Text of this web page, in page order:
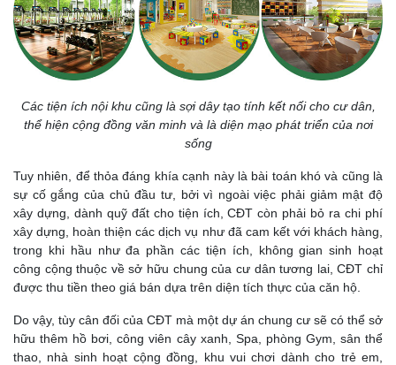
Các tiện ích nội khu cũng là sợi dây tạo tính kết nối cho cư dân,
thể hiện cộng đồng văn minh và là diện mạo phát triển của nơi
sống
Tuy nhiên, để thỏa đáng khía cạnh này là bài toán khó và cũng là
sự cố gắng của chủ đầu tư, bởi vì ngoài việc phải giảm mật độ
xây dựng, dành quỹ đất cho tiện ích, CĐT còn phải bỏ ra chi phí
xây dựng, hoàn thiện các dịch vụ như đã cam kết với khách hàng,
trong khi hầu như đa phần các tiện ích, không gian sinh hoạt
công cộng thuộc về sở hữu chung của cư dân tương lai, CĐT chỉ
được thu tiền theo giá bán dựa trên diện tích thực của căn hộ.
Do vậy, tùy cân đối của CĐT mà một dự án chung cư sẽ có thể sở
hữu thêm hồ bơi, công viên cây xanh, Spa, phòng Gym, sân thể
thao, nhà sinh hoạt cộng đồng, khu vui chơi dành cho trẻ em,